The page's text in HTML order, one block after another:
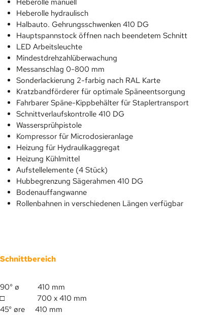
Heberolle manuell
Heberolle hydraulisch
Halbauto. Gehrungsschwenken 410 DG
Hauptspannstock öffnen nach beendetem Schnitt
LED Arbeitsleuchte
Mindestdrehzahlüberwachung
Messanschlag 0-800 mm
Sonderlackierung 2-farbig nach RAL Karte
Kratzbandförderer für optimale Späneentsorgung
Fahrbarer Späne-Kippbehälter für Staplertransport
Schnittverlaufskontrolle 410 DG
Wassersprühpistole
Kompressor für Microdosieranlage
Heizung für Hydraulikaggregat
Heizung Kühlmittel
Aufstellelemente (4 Stück)
Hubbegrenzung Sägerahmen 410 DG
Bodenauffangwanne
Rollenbahnen in verschiedenen Längen verfügbar
Schnittbereich
90° ø
410 mm
□
700 x 410 mm
45° øre 410 mm